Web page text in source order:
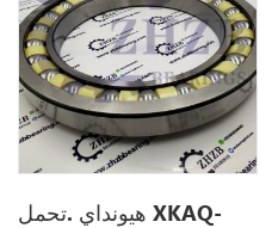
هيونداي .تحمل XKAQ-